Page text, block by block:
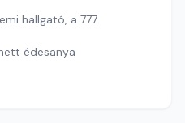
hallgató, a 777
édesanya